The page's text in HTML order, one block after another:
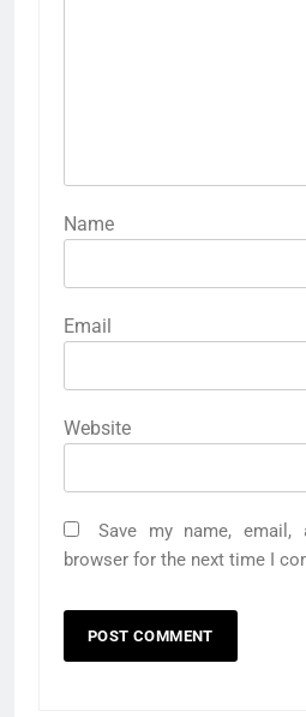
Website
Save my name,
browser for the next time I